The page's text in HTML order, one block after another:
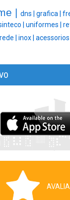
| dns | grafica |
| uniformes |
rede | inox | acessorios |